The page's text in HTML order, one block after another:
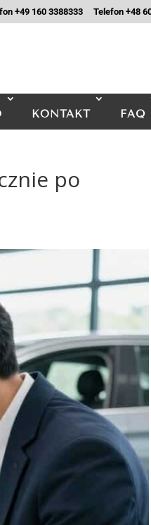
+49 160 3388333 Telefon +48
KONTAKT FAQ
po